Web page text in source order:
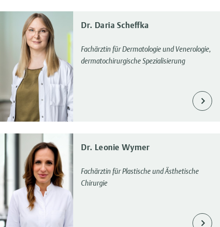
Dr. Daria Scheffka
Fachärztin für Dermatologie und Venerologie,
dermatochirurgische Spezialisierung
Dr. Leonie Wymer
Fachärztin für Plastische und Ästhetische
Chirurgie